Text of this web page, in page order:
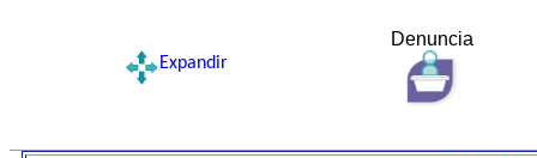
Denuncia
Expandir